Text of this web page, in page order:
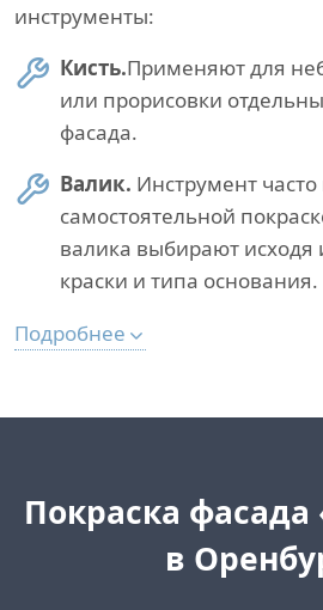
инструменты:
Кисть.Применяют для
или прорисовки
фасада.
Валик. Инструмент
самостоятельной
валика выбирают исходя
краски и типа основания.
Подробнее
Покраска
в